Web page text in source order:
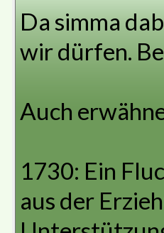
Da simma
wir dürfen.
Auch
1730: Ein
aus der